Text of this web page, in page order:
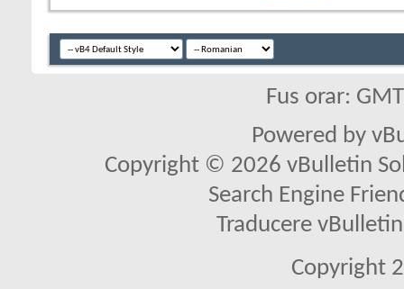
Fus orar:
Powered by
Copyright © 2026 vBulletin
Search Engine
Traducere
Copyright